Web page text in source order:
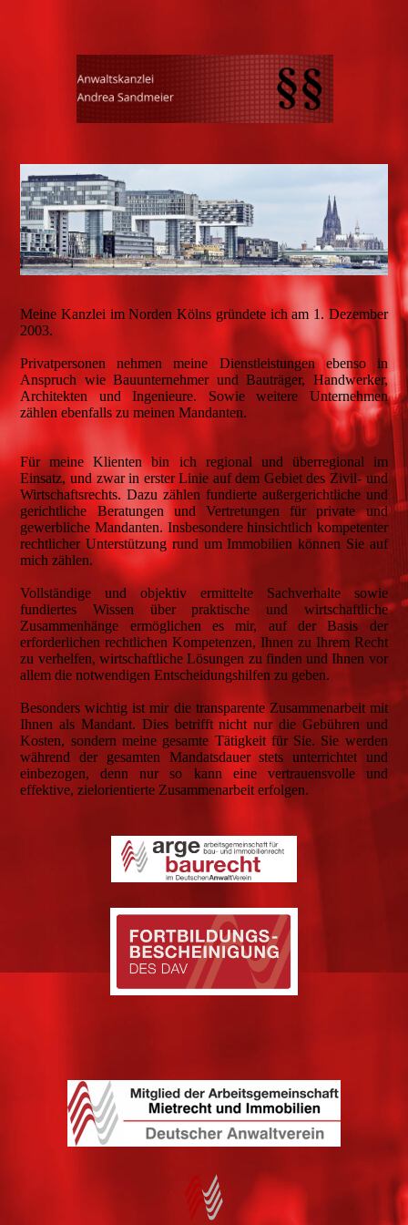
Meine Kanzlei im Norden Kölns gründete ich am 1. Dezember
2003.
Privatpersonen nehmen meine Dienstleistungen ebenso in
Anspruch wie Bauunternehmer und Bauträger, Handwerker,
Architekten und Ingenieure. Sowie weitere Unternehmen
zählen ebenfalls zu meinen Mandanten.
Für meine Klienten bin ich regional und überregional im
Einsatz, und zwar in erster Linie auf dem Gebiet des Zivil- und
Wirtschaftsrechts. Dazu zählen fundierte außergerichtliche und
gerichtliche Beratungen und Vertretungen für private und
gewerbliche Mandanten. Insbesondere hinsichtlich kompetenter
rechtlicher Unterstützung rund um Immobilien können Sie auf
mich zählen.
Vollständige und objektiv ermittelte Sachverhalte sowie
fundiertes Wissen über praktische und wirtschaftliche
Zusammenhänge ermöglichen es mir, auf der Basis der
erforderlichen rechtlichen Kompetenzen, Ihnen zu Ihrem Recht
zu verhelfen, wirtschaftliche Lösungen zu finden und Ihnen vor
allem die notwendigen Entscheidungshilfen zu geben.
Besonders wichtig ist mir die transparente Zusammenarbeit mit
Ihnen als Mandant. Dies betrifft nicht nur die Gebühren und
Kosten, sondern meine gesamte Tätigkeit für Sie. Sie werden
während der gesamten Mandatsdauer stets unterrichtet und
einbezogen, denn nur so kann eine vertrauensvolle und
effektive, zielorientierte Zusammenarbeit erfolgen.